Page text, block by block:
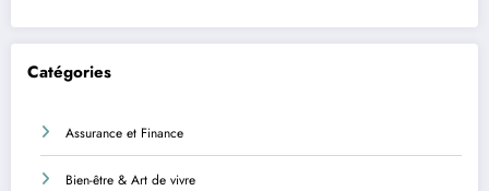
Catégories
Assurance et Finance
Bien-être & Art de vivre